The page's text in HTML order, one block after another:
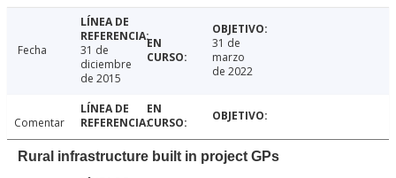
Fecha
31 de
diciembre
de 2015
31 de
marzo
de 2022
Comentar
Rural infrastructure built in project GPs